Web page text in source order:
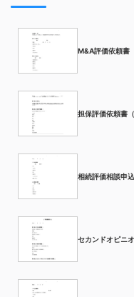
M&A評価依頼書
担保評価依頼書
相続評価相談申
セカンドオピニ